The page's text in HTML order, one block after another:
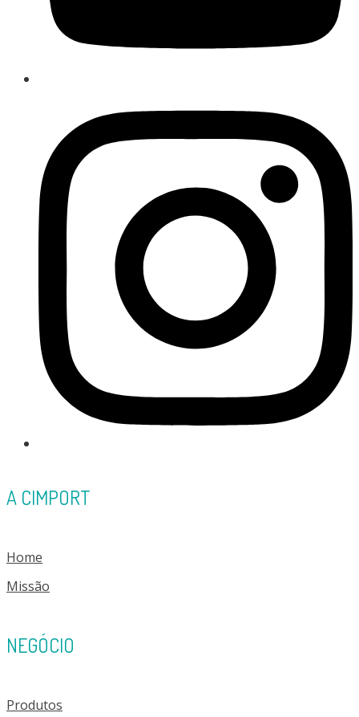
A CIMPORT
Home
Missão
NEGÓCIO
Produtos